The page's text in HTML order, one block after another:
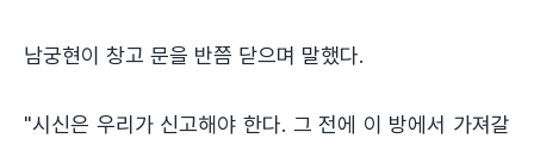
남궁현이 창고 문을 반쯤 닫으며 말했다.
"시신은 우리가 신고해야 한다. 그 전에 이 방에서 가져갈